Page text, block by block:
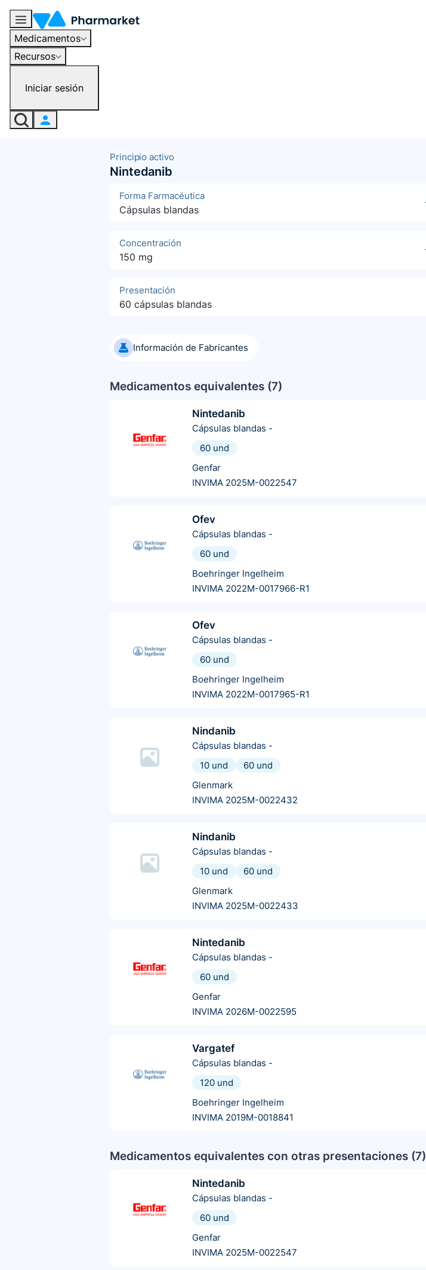
Medicamentos
Recursos
Iniciar sesión
Principio activo
Nintedanib
Forma Farmacéutica
Cápsulas blandas
Concentración
150 mg
Presentación
60 cápsulas blandas
Información de Fabricantes
Medicamentos equivalentes (7)
Nintedanib
Cápsulas blandas -
60 und
Genfar
INVIMA 2025M-0022547
Ofev
Cápsulas blandas -
60 und
Boehringer Ingelheim
INVIMA 2022M-0017966-R1
Ofev
Cápsulas blandas -
60 und
Boehringer Ingelheim
INVIMA 2022M-0017965-R1
Nindanib
Cápsulas blandas -
10 und
60 und
Glenmark
INVIMA 2025M-0022432
Nindanib
Cápsulas blandas -
10 und
60 und
Glenmark
INVIMA 2025M-0022433
Nintedanib
Cápsulas blandas -
60 und
Genfar
INVIMA 2026M-0022595
Vargatef
Cápsulas blandas -
120 und
Boehringer Ingelheim
INVIMA 2019M-0018841
Medicamentos equivalentes con otras presentaciones (7)
Nintedanib
Cápsulas blandas -
60 und
Genfar
INVIMA 2025M-0022547